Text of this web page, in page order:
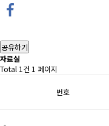
공유하기
자료실
Total 1건 1 페이지
번호